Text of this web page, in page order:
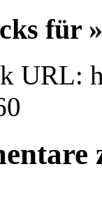
für
URL: